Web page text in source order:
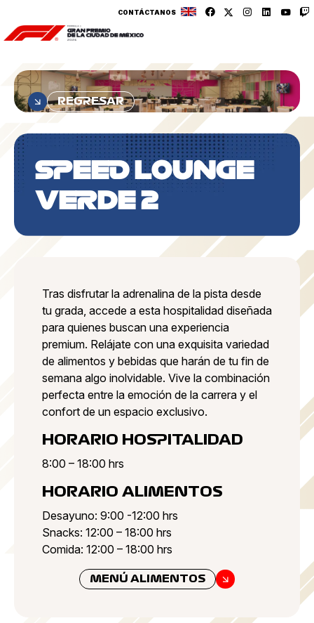
CONTÁCTANOS
REGRESAR
SPEED LOUNGE
VERDE 2
Tras disfrutar la adrenalina de la pista desde
tu grada, accede a esta hospitalidad diseñada
para quienes buscan una experiencia
premium. Relájate con una exquisita variedad
de alimentos y bebidas que harán de tu fin de
semana algo inolvidable. Vive la combinación
perfecta entre la emoción de la carrera y el
confort de un espacio exclusivo.
HORARIO HOSPITALIDAD
8:00 – 18:00 hrs
HORARIO ALIMENTOS
Desayuno: 9:00 -12:00 hrs
Snacks: 12:00 – 18:00 hrs
Comida: 12:00 – 18:00 hrs
MENÚ ALIMENTOS